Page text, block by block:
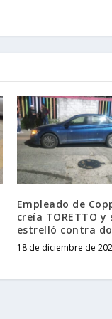
Empleado de
creía TORETTO y
estrelló contra
18 de diciembre de